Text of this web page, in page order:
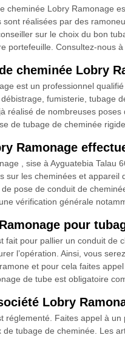
cheminée Lobry Ramonage
sont réalisées par des
sur le choix du bon
portefeuille. Consultez-nous à
cheminée Lobry
est un professionnel
fumisterie, tubage
réalisé de nombreuses
de tubage de cheminée
Ramonage
, sise à Ayguatebia Talau
sur les cheminées et
pose de conduit de
vérification générale
pour
fait pour pallier un conduit de
l’opération. Ainsi, vous
et pour cela faites
de tube est obligatoire
Lobry
réglementé. Faites appel à
tubage de cheminée. Les